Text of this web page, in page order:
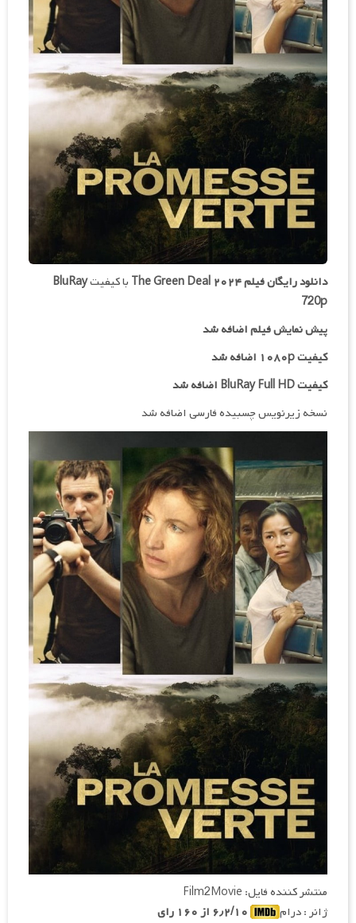
دانلود رایگان فیلمThe Green Deal ۲۰۲۴ با کیفیتBluRay
720p
پیش نمایش فیلم اضافه شد
کیفیت ۱۰۸۰p اضافه شد
کیفیت BluRay Full HD اضافه شد
نسخه زیرنویس چسبیده فارسی اضافه شد
منتشر کننده فایل: Film2Movie
ژانر : درام